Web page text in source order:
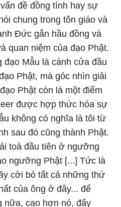
đề đồng tính hay sự
chung trong tôn giáo và
Đức gắn hầu đồng và
quan niệm của đạo Phật.
đạo Mẫu là cánh cửa đầu
Phật, mà góc nhìn giải
Phật còn là một điểm
được hợp thức hóa sự
không có nghĩa là tôi từ
sau đó cũng thành Phật.
toả đầu tiên ở ngưỡng
ngưỡng Phật [...] Tức là
cởi bỏ tất cả những thứ
của ông ở đây... để
nữa, cao hơn nó, đấy